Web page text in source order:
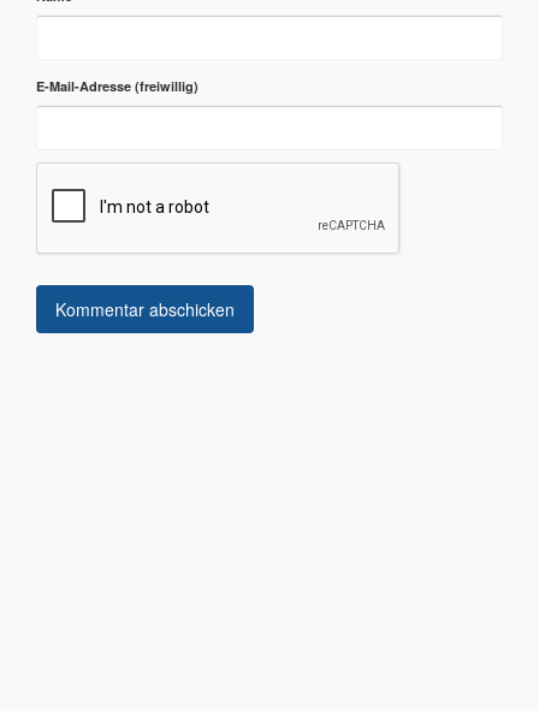
E-Mail-Adresse